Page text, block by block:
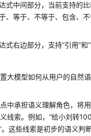
式中间部分，当前支持的
、等于、不等于、包含、
式右边部分，支持“引用”和“
大模型如何从用户的自然
中承担语义理解角色，将
线索。例如，“给小刘转
。这些线索是初步的语义判